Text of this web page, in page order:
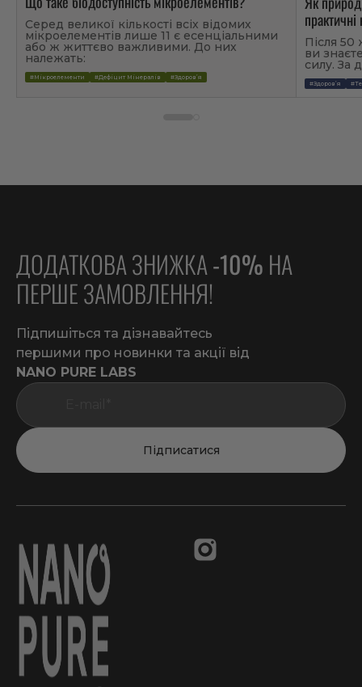
Серед великої кількості всіх відомих
мікроелементів лише 11 є есенціальними
або ж життєво важливими. До них
належать:
#Мікроелементи #Дефіцит Мінералів #Здоров’я
Після 50
ви
силу. За
#Здоров’я
ДОДАТКОВА ЗНИЖКА-10% НА
ПЕРШЕ ЗАМОВЛЕННЯ!
Підпишіться та дізнавайтесь
першими про новинки та акції від
NANO PURE LABS
Підписатися